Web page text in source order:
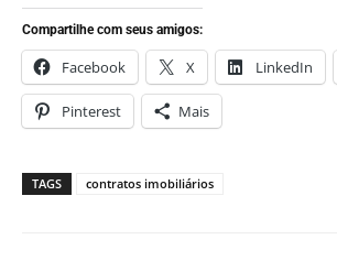
Compartilhe com seus amigos:
Facebook X LinkedIn
Pinterest Mais
TAGS contratos imobiliários